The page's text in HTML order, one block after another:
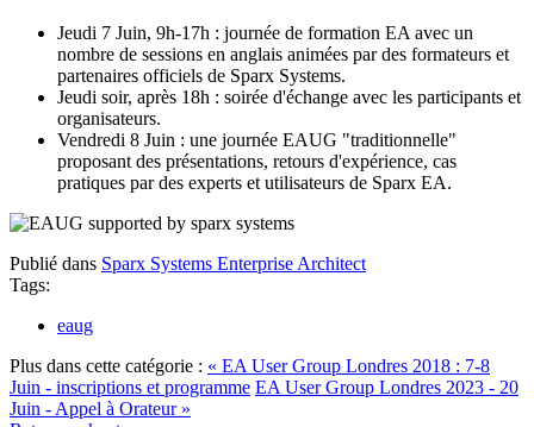
Jeudi 7 Juin, 9h-17h : journée de formation EA avec un
nombre de sessions en anglais animées par des formateurs et
partenaires officiels de Sparx Systems.
Jeudi soir, après 18h : soirée d'échange avec les participants et
organisateurs.
Vendredi 8 Juin : une journée EAUG "traditionnelle"
proposant des présentations, retours d'expérience, cas
pratiques par des experts et utilisateurs de Sparx EA.
Publié dans Sparx Systems Enterprise Architect
Tags:
eaug
Plus dans cette catégorie : « EA User Group Londres 2018 : 7-8
Juin - inscriptions et programme EA User Group Londres 2023 - 20
Juin - Appel à Orateur »